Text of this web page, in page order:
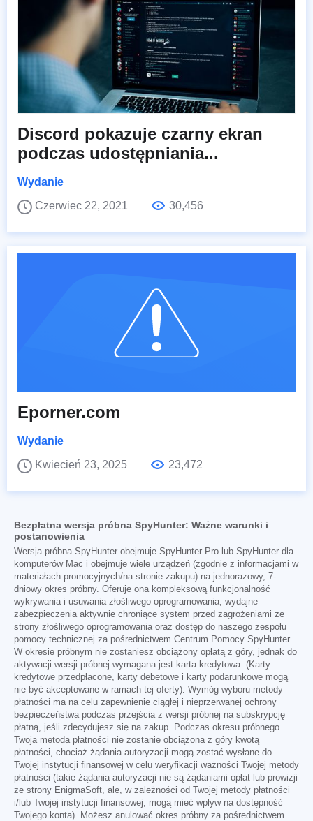
Discord pokazuje czarny ekran
podczas udostępniania...
Wydanie
Czerwiec 22, 2021
30,456
Eporner.com
Wydanie
Kwiecień 23, 2025
23,472
Bezpłatna wersja próbna SpyHunter: Ważne warunki i
postanowienia
Wersja próbna SpyHunter obejmuje SpyHunter Pro lub SpyHunter dla
komputerów Mac i obejmuje wiele urządzeń (zgodnie z informacjami w
materiałach promocyjnych/na stronie zakupu) na jednorazowy, 7-
dniowy okres próbny. Oferuje ona kompleksową funkcjonalność
wykrywania i usuwania złośliwego oprogramowania, wydajne
zabezpieczenia aktywnie chroniące system przed zagrożeniami ze
strony złośliwego oprogramowania oraz dostęp do naszego zespołu
pomocy technicznej za pośrednictwem Centrum Pomocy SpyHunter.
W okresie próbnym nie zostaniesz obciążony opłatą z góry, jednak do
aktywacji wersji próbnej wymagana jest karta kredytowa. (Karty
kredytowe przedpłacone, karty debetowe i karty podarunkowe mogą
nie być akceptowane w ramach tej oferty). Wymóg wyboru metody
płatności ma na celu zapewnienie ciągłej i nieprzerwanej ochrony
bezpieczeństwa podczas przejścia z wersji próbnej na subskrypcję
płatną, jeśli zdecydujesz się na zakup. Podczas okresu próbnego
Twoja metoda płatności nie zostanie obciążona z góry kwotą
płatności, chociaż żądania autoryzacji mogą zostać wysłane do
Twojej instytucji finansowej w celu weryfikacji ważności Twojej metody
płatności (takie żądania autoryzacji nie są żądaniami opłat lub prowizji
ze strony EnigmaSoft, ale, w zależności od Twojej metody płatności
i/lub Twojej instytucji finansowej, mogą mieć wpływ na dostępność
Twojego konta). Możesz anulować okres próbny za pośrednictwem